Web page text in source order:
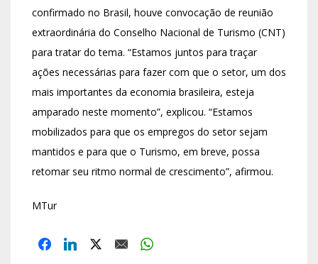
confirmado no Brasil, houve convocação de reunião
extraordinária do Conselho Nacional de Turismo (CNT)
para tratar do tema. “Estamos juntos para traçar
ações necessárias para fazer com que o setor, um dos
mais importantes da economia brasileira, esteja
amparado neste momento”, explicou. “Estamos
mobilizados para que os empregos do setor sejam
mantidos e para que o Turismo, em breve, possa
retomar seu ritmo normal de crescimento”, afirmou.
MTur